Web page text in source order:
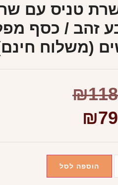
טניס עם
זהב / כסף
(משלוח
₪
₪
הוספה לסל